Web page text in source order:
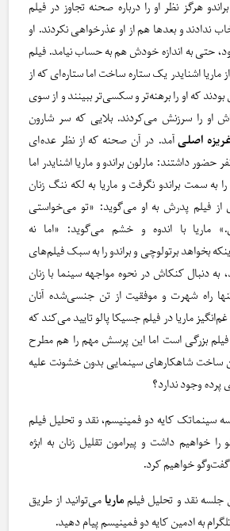
هرگز نظر او را درباره صحنه تجاوز در فیلم
ندادند و بعدها هم از او عذرخواهی نکردند. او
حتی به اندازه خودش هم به حساب نیامد. فیلم
از ماریا اشنایدر یک ستاره ساخت اما ستاره‌ای که از
که او را برهنه‌تر و سکسی‌تر ببینند و از سوی
او را سرزنش می‌کردند. بلایی که سر شارون
اصلیآمد. در آن صحنه که از نظر عده‌ای
داشتند: مارلون براندو و ماریا اشنایدر اما
سمت براندو نگرفت و ماریا به لکه ننگ زنان
فیلم پدرش به او می‌گوید: «تو می‌خواستی
ماریا با اندوه و خشم می‌گوید: «اما نه
بخواهد برتولوچی و براندو را به سبک فیلم‌های
به دنبال کنکاش در نحوه مواجهه سینما با زنان
راه شهرت و موفقیت از تن جنسی‌شده آنان
ماریا در فیلم جسیکا پالو تایید می‌کند که
فیلم بزرگی است اما این پرسش مهم را هم مطرح
ساخت شاهکارهای سینمایی بدون خشونت علیه
وجود ندارد؟
کایه دو فمینیسم، نقد و تحلیل فیلم
را خواهیم داشت و پیرامون تقلیل زنان به ابژه
خواهیم کرد.
جلسه نقد و تحلیل فیلم ماریامی‌توانید از طریق
به ادمین کایه دو فمینیسم پیام دهید.